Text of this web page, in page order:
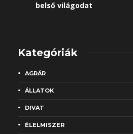
belső világodat
Kategóriák
AGRÁR
ÁLLATOK
DIVAT
ÉLELMISZER